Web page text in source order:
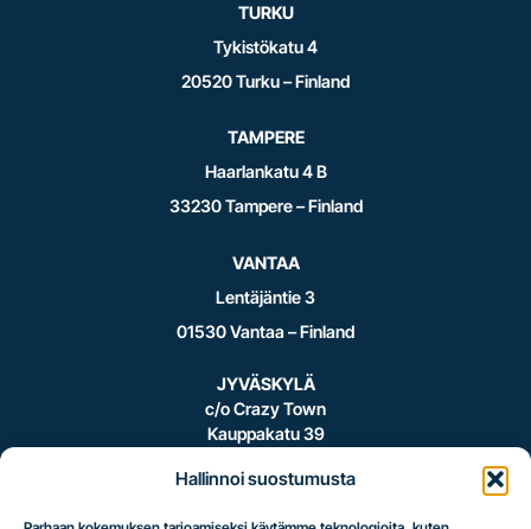
Hallinnoi suostumusta
TURKU
Tykistökatu 4
20520 Turku – Finland
TAMPERE
Haarlankatu 4 B
33230 Tampere – Finland
VANTAA
Lentäjäntie 3
01530 Vantaa – Finland
JYVÄSKYLÄ
c/o Crazy Town
Kauppakatu 39